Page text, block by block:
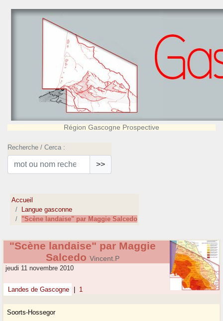
Région Gascogne Prospective
Recherche / Cerca :
>>
Accueil
Langue gasconne
"Scène landaise" par Maggie Salcedo
"Scène landaise" par Maggie
Salcedo Vincent.P
jeudi 11 novembre 2010
Landes de Gascogne 1
Soorts-Hossegor